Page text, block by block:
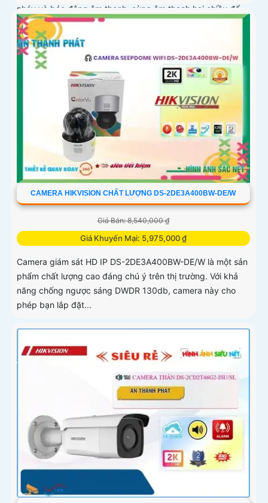
nháy và báo động âm thanh, cùng âm thanh hai chiều để
giao tiếp từ xa
CAMERA HIKVISION CHẤT LƯỢNG DS-2DE3A400BW-DE/W
Giá Bán: 8,540,000 ₫
Giá Khuyến Mại: 5,975,000 ₫
Camera giám sát HD IP DS-2DE3A400BW-DE/W là một sản
phẩm chất lượng cao đáng chú ý trên thị trường. Với khả
năng chống ngược sáng DWDR 130db, camera này cho
phép bạn lắp đặt...